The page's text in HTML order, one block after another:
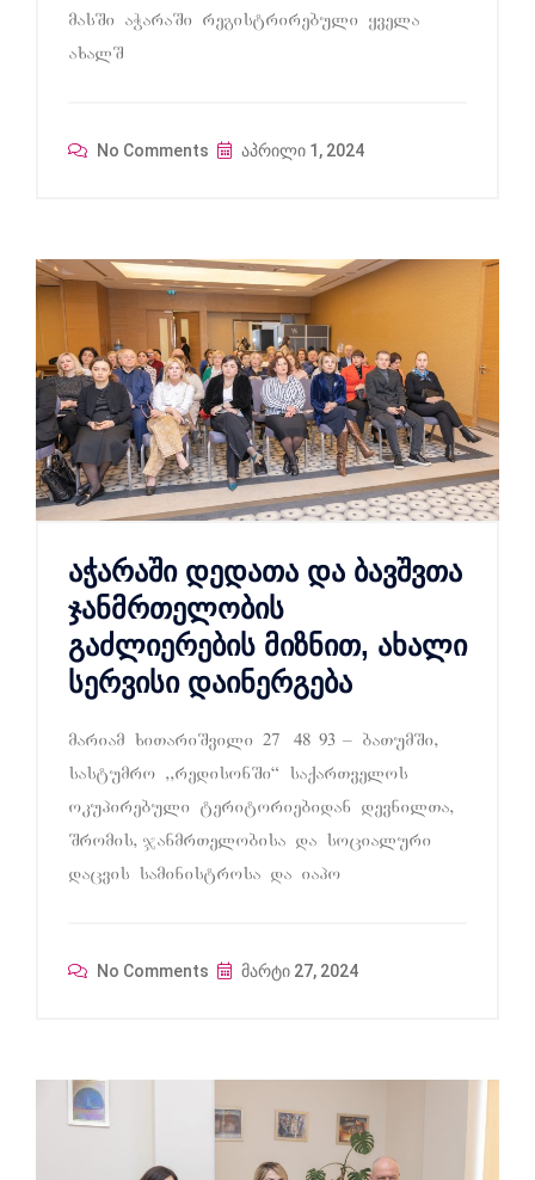
masSi aWaraSi registrirebuli yvela
axalS
No Comments აპრილი 1, 2024
აჭარაში დედათა და ბავშვთა
ჯანმრთელობის
გაძლიერების მიზნით, ახალი
სერვისი დაინერგება
mariam xiTariSvili 27 48 93 – baTumSi,
sastumro ,,redisonSi“ saqarTvelos
okupirebuli teritoriebidan devnilTa,
Sromis, janmrTelobisa da socialuri
dacvis saministrosa da iapo
No Comments მარტი 27, 2024